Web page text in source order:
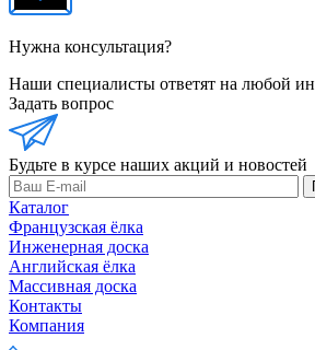
Нужна консультация?
Наши специалисты ответят на любой
Задать вопрос
Будьте в курсе наших акций и новостей
Каталог
Французская ёлка
Инженерная доска
Английская ёлка
Массивная доска
Контакты
Компания